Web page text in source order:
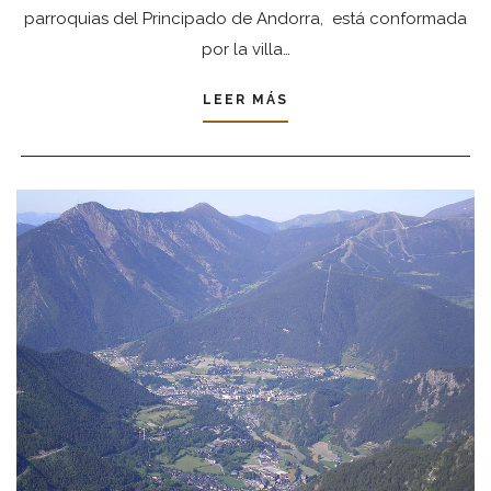
parroquias del Principado de Andorra, está conformada
por la villa…
LEER MÁS